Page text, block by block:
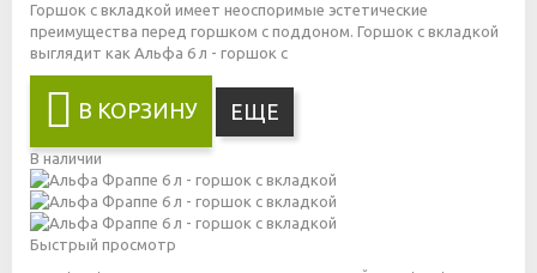
Горшок с вкладкой имеет неоспоримые эстетические
преимущества перед горшком с поддоном. Горшок с вкладкой
выглядит как Альфа 6 л - горшок с
В КОРЗИНУ ЕЩЕ
В наличии
Быстрый просмотр